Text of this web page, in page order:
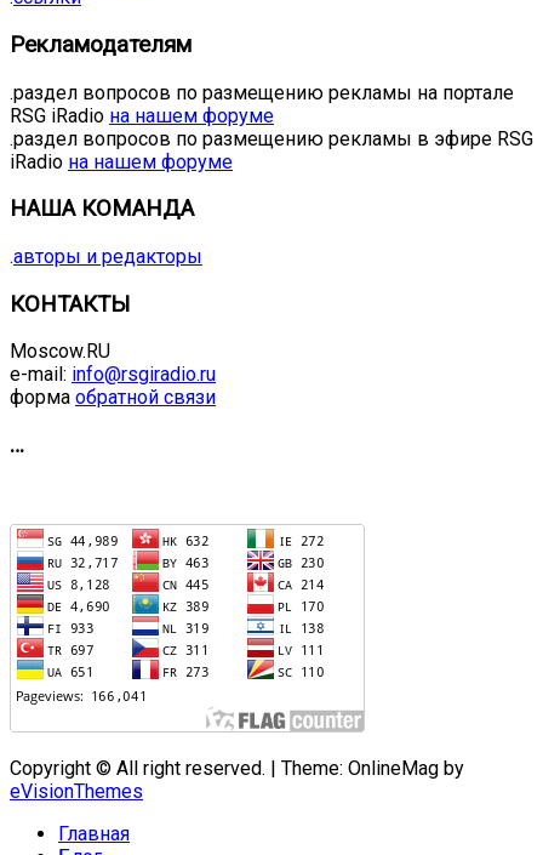
Рекламодателям
.раздел вопросов по размещению рекламы на портале
RSG iRadio на нашем форуме
.раздел вопросов по размещению рекламы в эфире RSG
iRadio на нашем форуме
НАША КОМАНДА
.авторы и редакторы
КОНТАКТЫ
Moscow.RU
e-mail: info@rsgiradio.ru
форма обратной связи
…
Copyright © All right reserved. | Theme: OnlineMag by
eVisionThemes
Главная